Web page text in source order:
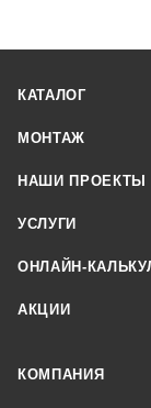
КАТАЛОГ
МОНТАЖ
НАШИ ПРОЕКТЫ
УСЛУГИ
ОНЛАЙН-
АКЦИИ
КОМПАНИЯ